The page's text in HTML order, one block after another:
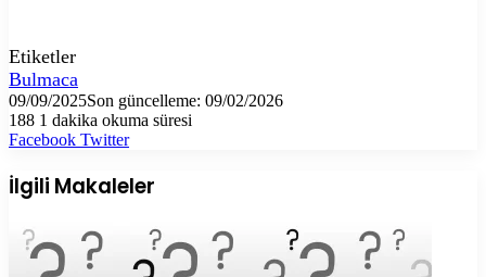
Etiketler
Bulmaca
09/09/2025Son güncelleme: 09/02/2026
188 1 dakika okuma süresi
Facebook TwitterLinkedIn
Tumblr
Pinterest
Reddit
VKontakte
E-
ile
paylaş
Yazdır
İlgili Makaleler